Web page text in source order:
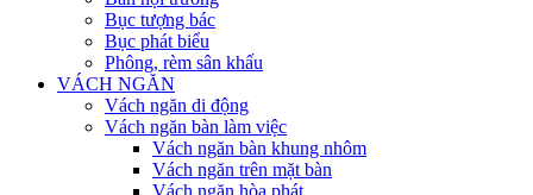
Bục tượng bác
Bục phát biểu
Phông, rèm sân khấu
VÁCH NGĂN
Vách ngăn di động
Vách ngăn bàn làm việc
Vách ngăn bàn khung nhôm
Vách ngăn trên mặt bàn